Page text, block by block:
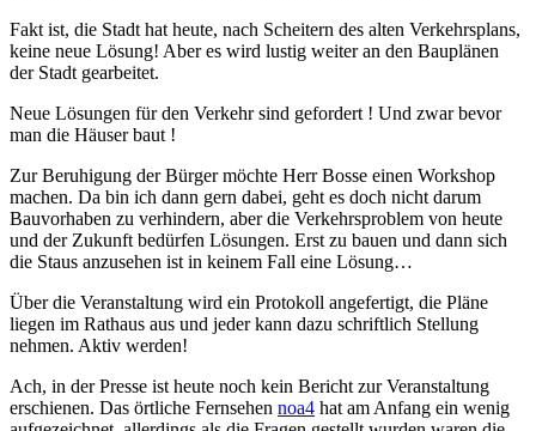
Fakt ist, die Stadt hat heute, nach Scheitern des alten Verkehrsplans,
keine neue Lösung! Aber es wird lustig weiter an den Bauplänen
der Stadt gearbeitet.
Neue Lösungen für den Verkehr sind gefordert ! Und zwar bevor
man die Häuser baut !
Zur Beruhigung der Bürger möchte Herr Bosse einen Workshop
machen. Da bin ich dann gern dabei, geht es doch nicht darum
Bauvorhaben zu verhindern, aber die Verkehrsproblem von heute
und der Zukunft bedürfen Lösungen. Erst zu bauen und dann sich
die Staus anzusehen ist in keinem Fall eine Lösung…
Über die Veranstaltung wird ein Protokoll angefertigt, die Pläne
liegen im Rathaus aus und jeder kann dazu schriftlich Stellung
nehmen. Aktiv werden!
Ach, in der Presse ist heute noch kein Bericht zur Veranstaltung
erschienen. Das örtliche Fernsehen noa4 hat am Anfang ein wenig